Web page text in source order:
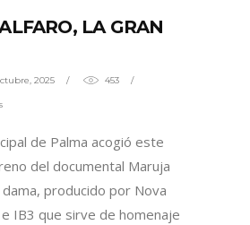
LA GRAN
2025 453
de Palma acogió este
del documental Maruja
producido por Nova
IB3 que sirve de homenaje